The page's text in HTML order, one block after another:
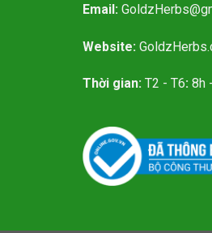
Email:
Website:
Thời gian: T2 - T6: 8h